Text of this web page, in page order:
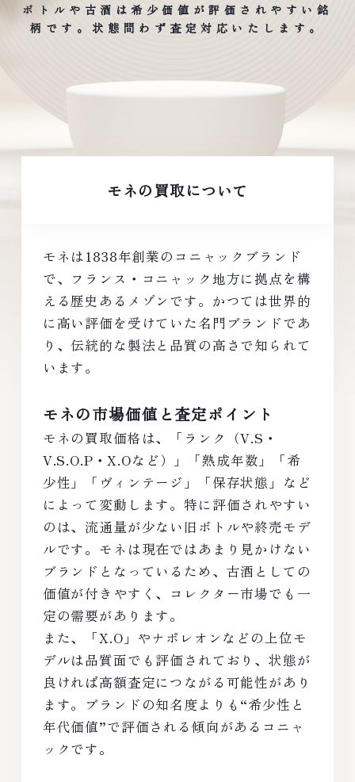
ボトルや古酒は希少価値が評価されやすい銘
柄です。状態問わず査定対応いたします。
モネの買取について
モネは1838年創業のコニャックブランド
で、フランス・コニャック地方に拠点を構
える歴史あるメゾンです。かつては世界的
に高い評価を受けていた名門ブランドであ
り、伝統的な製法と品質の高さで知られて
います。
モネの市場価値と査定ポイント
モネの買取価格は、「ランク（V.S・
V.S.O.P・X.Oなど）」「熟成年数」「希
少性」「ヴィンテージ」「保存状態」など
によって変動します。特に評価されやすい
のは、流通量が少ない旧ボトルや終売モデ
ルです。モネは現在ではあまり見かけない
ブランドとなっているため、古酒としての
価値が付きやすく、コレクター市場でも一
定の需要があります。
また、「X.O」やナポレオンなどの上位モ
デルは品質面でも評価されており、状態が
良ければ高額査定につながる可能性があり
ます。ブランドの知名度よりも“希少性と
年代価値”で評価される傾向があるコニャ
ックです。